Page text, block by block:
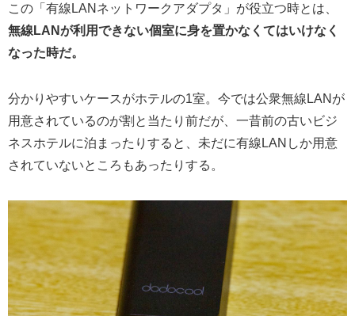
この「有線LANネットワークアダプタ」が役立つ時とは、
無線LANが利用できない個室に身を置かなくてはいけなく
なった時だ。
分かりやすいケースがホテルの1室。今では公衆無線LANが
用意されているのが割と当たり前だが、一昔前の古いビジ
ネスホテルに泊まったりすると、未だに有線LANしか用意
されていないところもあったりする。